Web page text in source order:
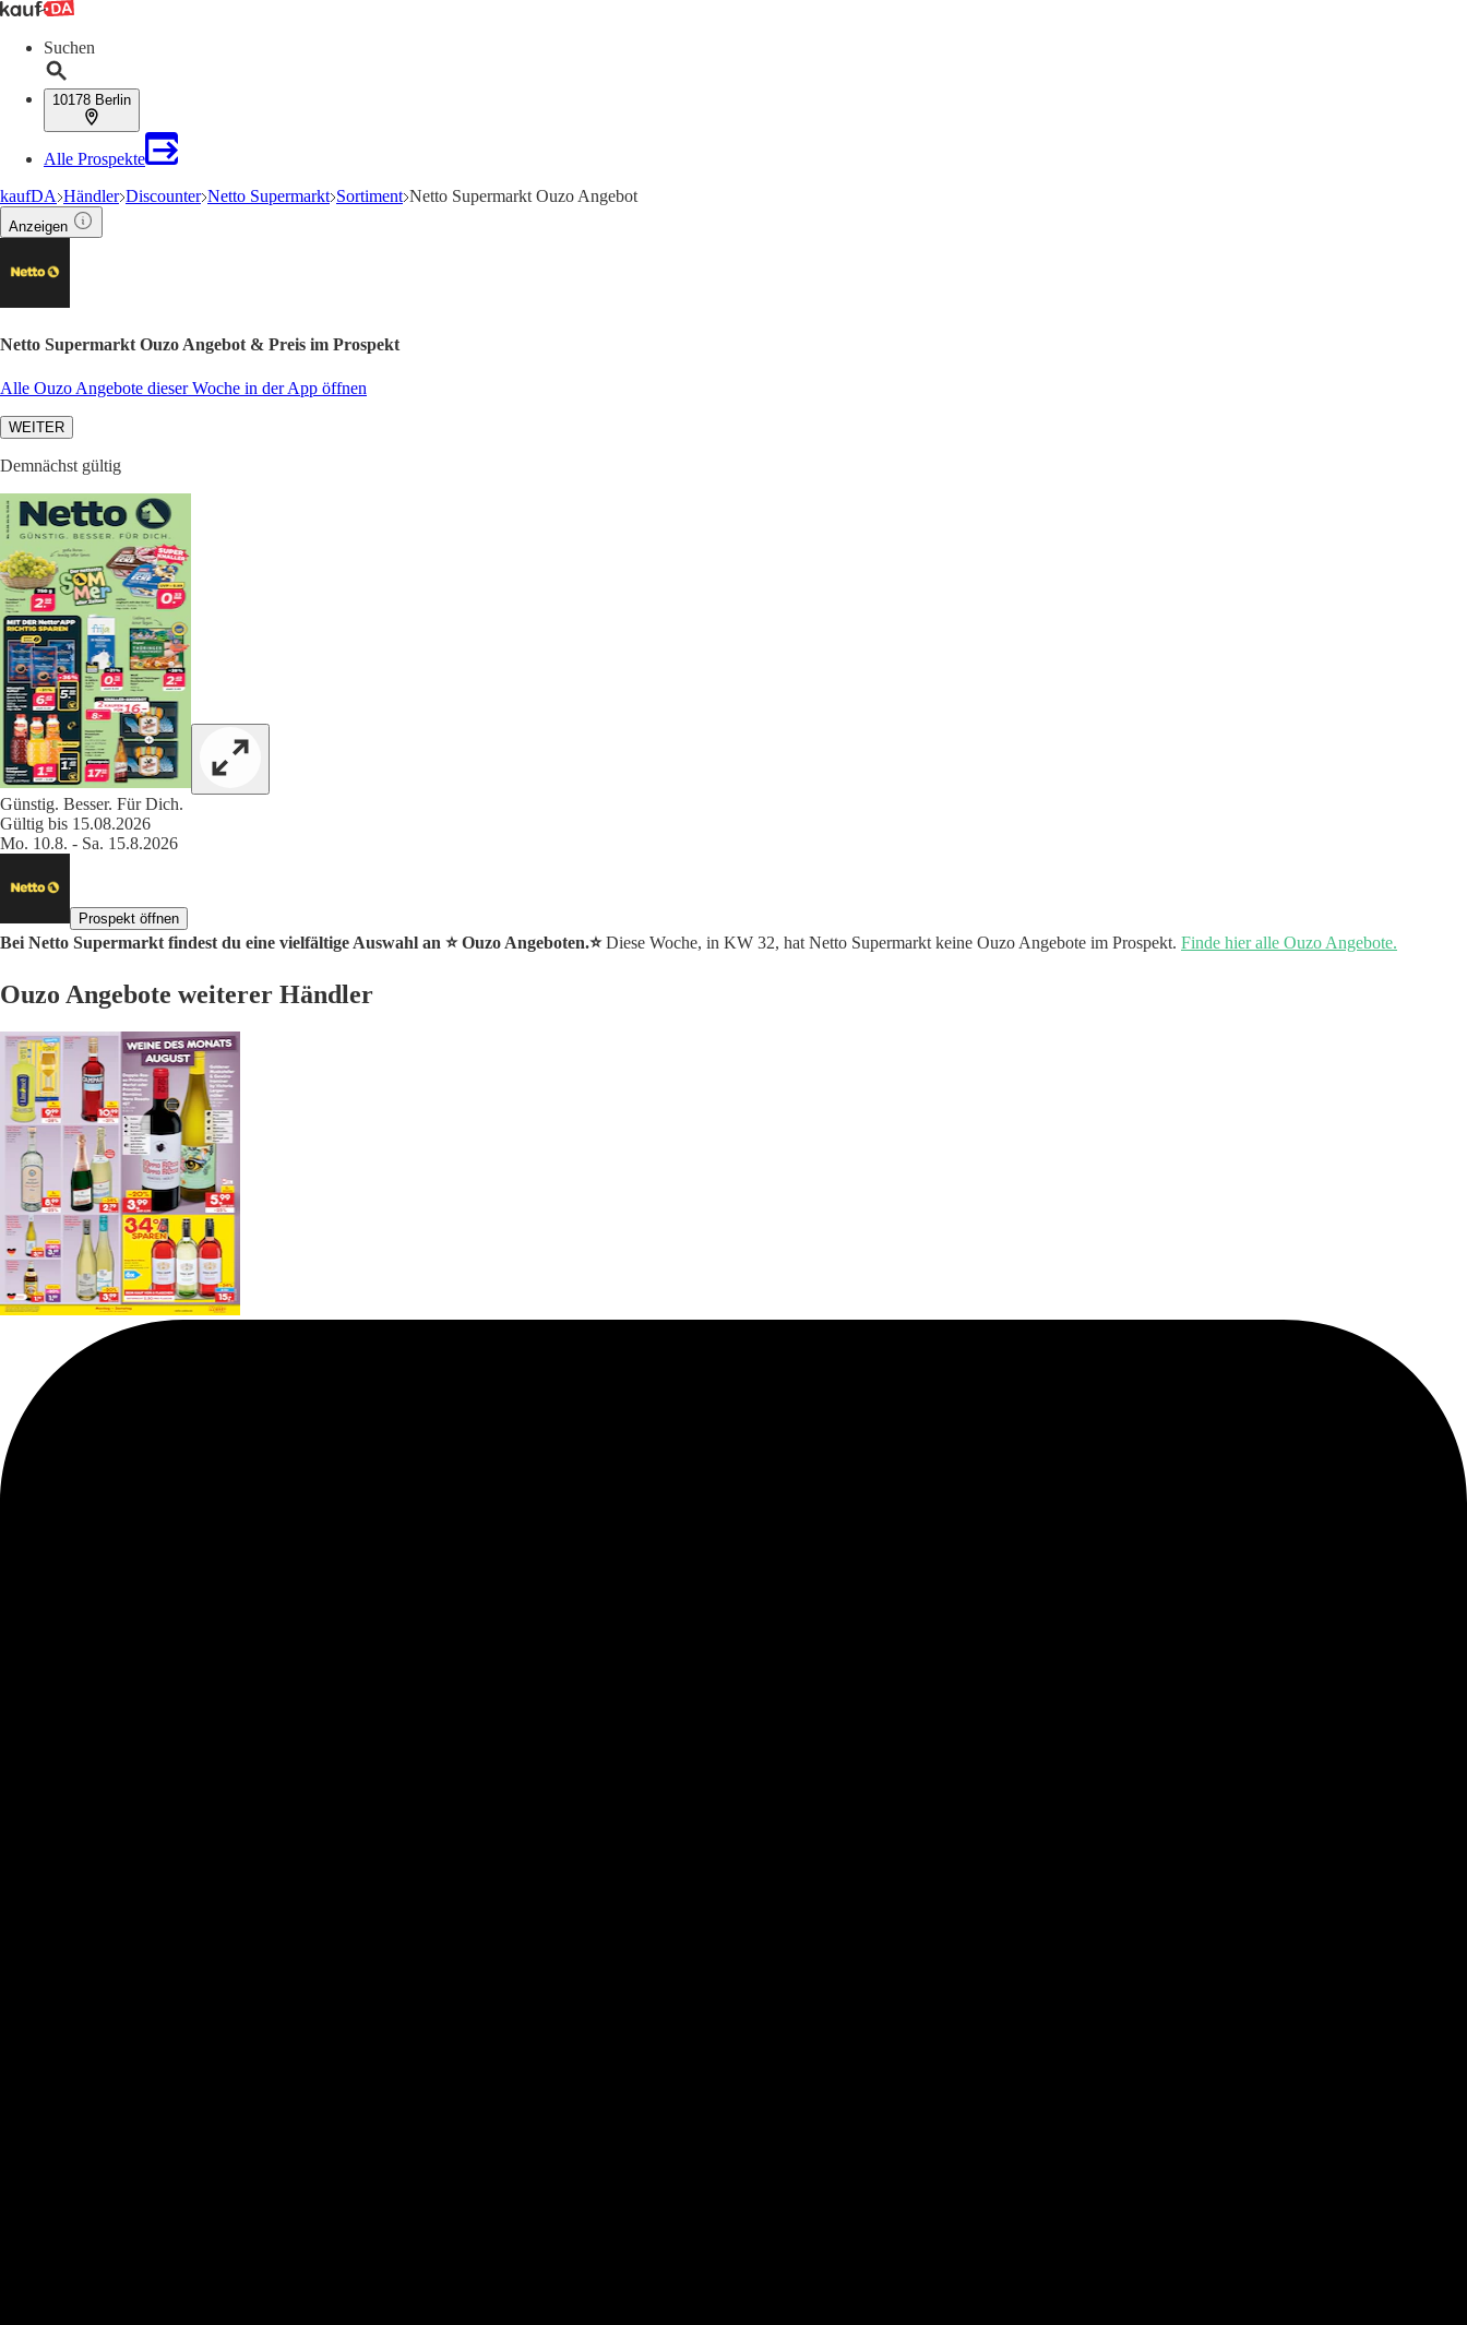
Suchen
10178 Berlin
Alle Prospekte
kaufDA Händler Discounter Netto Supermarkt Sortiment Netto Supermarkt Ouzo Angebot
Anzeigen
Netto Supermarkt Ouzo Angebot & Preis im Prospekt
Alle Ouzo Angebote dieser Woche in der App öffnen
WEITER
Demnächst gültig
Günstig. Besser. Für Dich.
Gültig bis 15.08.2026
Mo. 10.8. - Sa. 15.8.2026
Prospekt öffnen
Bei Netto Supermarkt findest du eine vielfältige Auswahl an ⭐️ Ouzo Angeboten.⭐️Diese Woche, in KW 32, hat Netto Supermarkt keine Ouzo Angebote im Prospekt. Finde hier alle Ouzo Angebote.
Ouzo Angebote weiterer Händler